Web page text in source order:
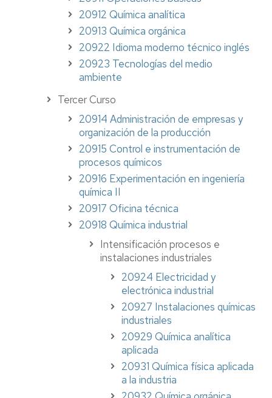
20912 Química analítica
20913 Química orgánica
20922 Idioma moderno técnico inglés
20923 Tecnologías del medio
ambiente
Tercer Curso
20914 Administración de empresas y
organización de la producción
20915 Control e instrumentación de
procesos químicos
20916 Experimentación en ingeniería
química II
20917 Oficina técnica
20918 Química industrial
Intensificación procesos e
instalaciones industriales
20924 Electricidad y
electrónica industrial
20927 Instalaciones químicas
industriales
20929 Química analítica
aplicada
20931 Química física aplicada
a la industria